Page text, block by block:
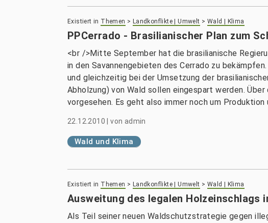
Existiert in Themen > Landkonflikte | Umwelt > Wald | Klima
PPCerrado - Brasilianischer Plan zum
<br />Mitte September hat die brasilianische
in den Savannengebieten des Cerrado zu
und gleichzeitig bei der Umsetzung der
Abholzung) von Wald sollen eingespart werden.
vorgesehen. Es geht also immer noch um
22.12.2010 |von admin
Wald und Klima
Existiert in Themen > Landkonflikte | Umwelt > Wald | Klima
Ausweitung des legalen Holzeinschlags
Als Teil seiner neuen Waldschutzstrategie gegen